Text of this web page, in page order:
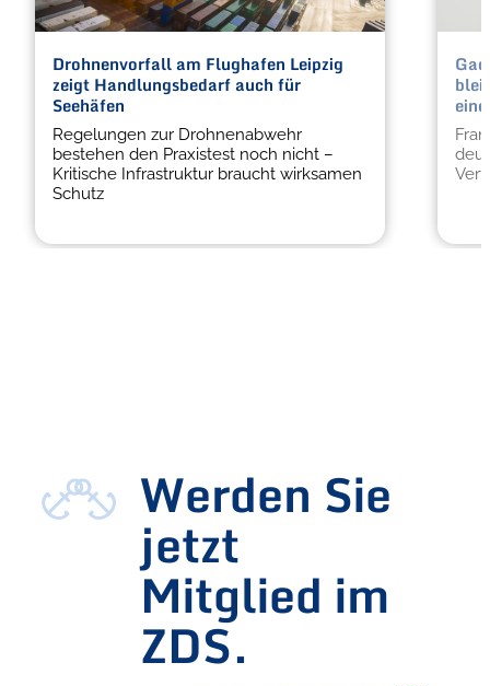
Drohnenvorfall am Flughafen Leipzig
zeigt Handlungsbedarf auch für
Seehäfen
Regelungen zur Drohnenabwehr
bestehen den Praxistest noch nicht –
Kritische Infrastruktur braucht wirksamen
Schutz
Werden Sie
jetzt
Mitglied im
ZDS.